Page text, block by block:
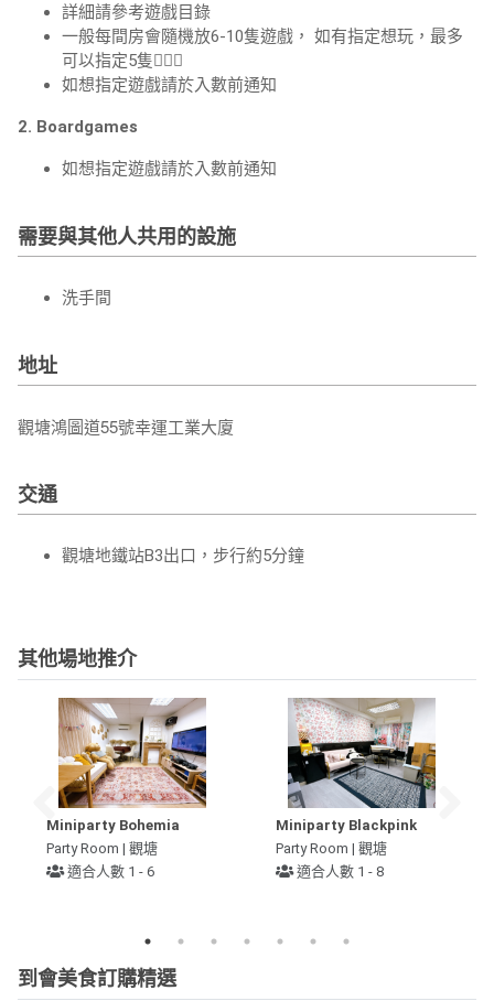
詳細請參考遊戲目錄
一般每間房會隨機放6-10隻遊戲， 如有指定想玩，最多
可以指定5隻💁🏻‍♀️
如想指定遊戲請於入數前通知
2. Boardgames
如想指定遊戲請於入數前通知
需要與其他人共用的設施
洗手間
地址
觀塘鴻圖道55號幸運工業大廈
交通
觀塘地鐵站B3出口，步行約5分鐘
其他場地推介
Miniparty Bohemia
Party Room | 觀塘
適合人數 1 - 6
Miniparty Blackpink
Party Room | 觀塘
適合人數 1 - 8
到會美食訂購精選